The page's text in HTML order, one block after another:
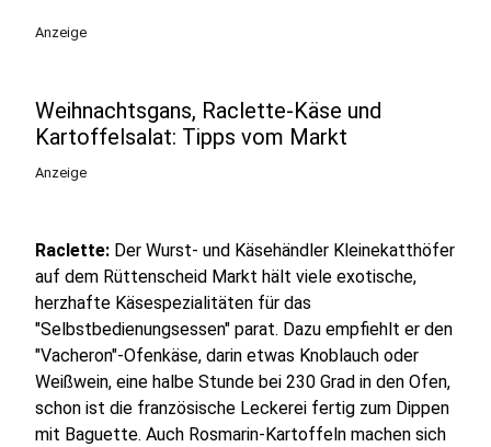
Anzeige
Weihnachtsgans, Raclette-Käse und
Kartoffelsalat: Tipps vom Markt
Anzeige
Raclette: Der Wurst- und Käsehändler Kleinekatthöfer
auf dem Rüttenscheid Markt hält viele exotische,
herzhafte Käsespezialitäten für das
"Selbstbedienungsessen" parat. Dazu empfiehlt er den
"Vacheron"-Ofenkäse, darin etwas Knoblauch oder
Weißwein, eine halbe Stunde bei 230 Grad in den Ofen,
schon ist die französische Leckerei fertig zum Dippen
mit Baguette. Auch Rosmarin-Kartoffeln machen sich